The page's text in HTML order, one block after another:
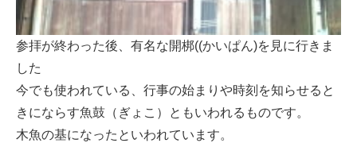
参拝が終わった後、有名な開梆((かいぱん)を見に行きま
した
今でも使われている、行事の始まりや時刻を知らせると
きにならす魚鼓（ぎょこ）ともいわれるものです。
木魚の基になったといわれています。